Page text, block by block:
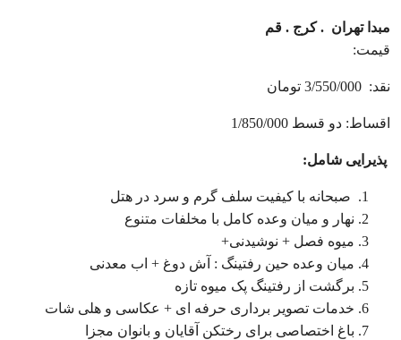
مبدا تهران . کرج . قم
قیمت:
نقد: 3/550/000 تومان
اقساط: دو قسط 1/850/000
پذیرایی شامل:
صبحانه با کیفیت سلف گرم و سرد در هتل
نهار و میان وعده کامل با مخلفات متنوع
میوه فصل + نوشیدنی+
میان وعده حین رفتینگ : آش دوغ + اب معدنی
برگشت از رفتینگ پک میوه تازه
خدمات تصویر برداری حرفه ای + عکاسی و هلی شات
باغ اختصاصی برای رختکن آقایان و بانوان مجزا